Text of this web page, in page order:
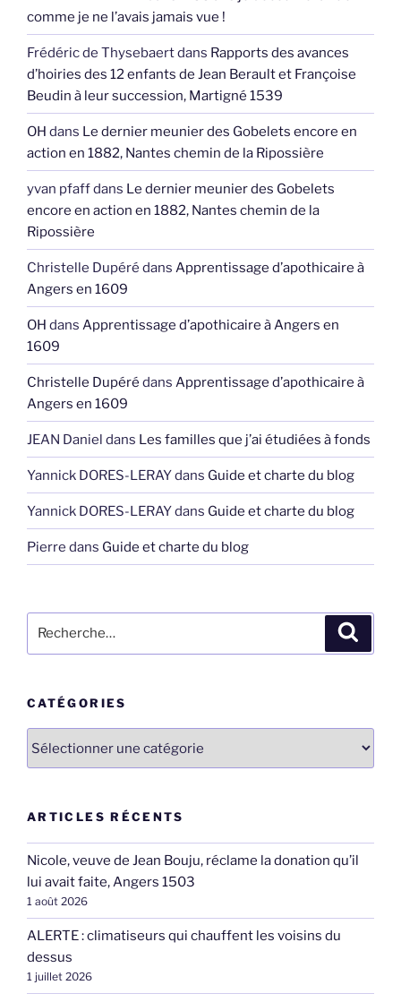
comme je ne l’avais jamais vue !
Frédéric de Thysebaertdans Rapports des avances
d’hoiries des 12 enfants de Jean Berault et Françoise
Beudin à leur succession, Martigné 1539
OH dans Le dernier meunier des Gobelets encore en
action en 1882, Nantes chemin de la Ripossière
yvan pfaffdans Le dernier meunier des Gobelets
encore en action en 1882, Nantes chemin de la
Ripossière
Christelle Dupéré dans Apprentissage d’apothicaire à
Angers en 1609
OH dans Apprentissage d’apothicaire à Angers en
1609
Christelle Dupéré dans Apprentissage d’apothicaire à
Angers en 1609
JEAN Daniel dans Les familles que j’ai étudiées à fonds
Yannick DORES-LERAYdans Guide et charte du blog
Yannick DORES-LERAYdans Guide et charte du blog
Pierre dans Guide et charte du blog
pour
CATÉGORIES
ARTICLES RÉCENTS
Nicole, veuve de Jean Bouju, réclame la donation qu’il
lui avait faite, Angers 1503
1 août 2026
ALERTE : climatiseurs qui chauffent les voisins du
dessus
1 juillet 2026